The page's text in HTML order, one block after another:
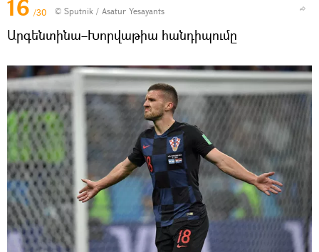
16 /30 © Sputnik / Asatur Yesayants
Արգենտինա–Խորվաթիա հանդիպումը